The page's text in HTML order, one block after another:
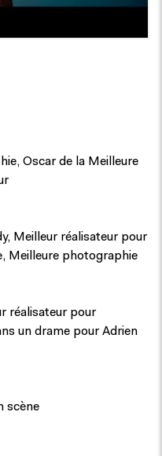
Oscar de la Meilleure
Meilleur réalisateur pour
Meilleure photographie
réalisateur pour
un drame pour Adrien
scène